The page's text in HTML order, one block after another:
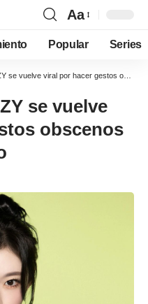
Aa
Popular Series
viral por hacer gestos obscenos en un nuevo video
se vuelve
obscenos